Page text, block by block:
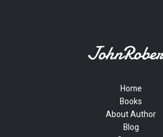
Home
Books
About Author
Blog